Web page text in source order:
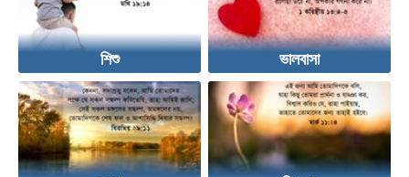
শিশু ভালবাসা